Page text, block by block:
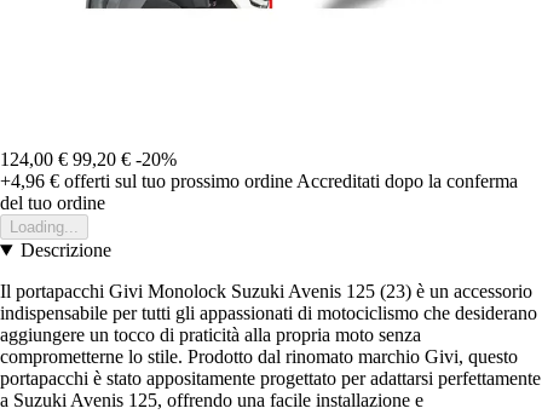
124,00 € 99,20 € -20%
+4,96 € offerti sul tuo prossimo ordine Accreditati dopo la conferma
del tuo ordine
Loading...
Descrizione
Il portapacchi Givi Monolock Suzuki Avenis 125 (23) è un accessorio
indispensabile per tutti gli appassionati di motociclismo che desiderano
aggiungere un tocco di praticità alla propria moto senza
comprometterne lo stile. Prodotto dal rinomato marchio Givi, questo
portapacchi è stato appositamente progettato per adattarsi perfettamente
a Suzuki Avenis 125, offrendo una facile installazione e